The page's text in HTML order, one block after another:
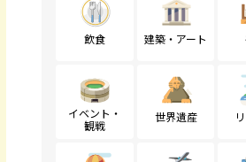
飲食 建築・アート
イベント・
観戦
世界遺産